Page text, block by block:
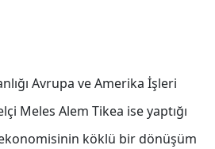
Avrupa ve Amerika İşleri
Meles Alem Tikea ise yaptığı
köklü bir dönüşüm